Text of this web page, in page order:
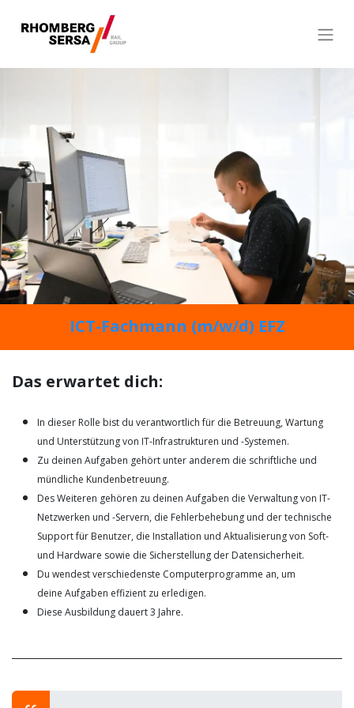
ICT-Fachmann (m/w/d) EFZ
Das erwartet dich:
In dieser Rolle bist du verantwortlich für die Betreuung, Wartung
und Unterstützung von IT-Infrastrukturen und -Systemen.
Zu deinen Aufgaben gehört unter anderem die schriftliche und
mündliche Kundenbetreuung.
Des Weiteren gehören zu deinen Aufgaben die Verwaltung von IT-
Netzwerken und -Servern, die Fehlerbehebung und der technische
Support für Benutzer, die Installation und Aktualisierung von Soft-
und Hardware sowie die Sicherstellung der Datensicherheit.
Du wendest verschiedenste Computerprogramme an, um
deine Aufgaben effizient zu erledigen.
Diese Ausbildung dauert 3 Jahre.